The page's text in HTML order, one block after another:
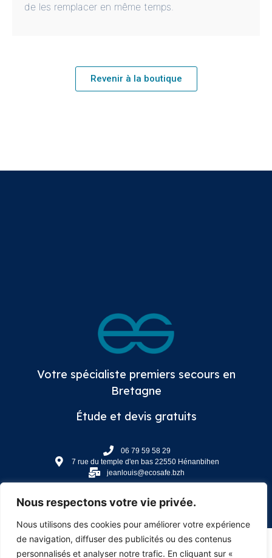
Nous respectons votre vie privée.
Nous utilisons des cookies pour améliorer votre expérience
de navigation, diffuser des publicités ou des contenus
personnalisés et analyser notre trafic. En cliquant sur «
de les remplacer en même temps.
Revenir à la boutique
Votre spécialiste premiers secours en
Bretagne
Étude et devis gratuits
06 79 59 58 29
7 rue du temple d'en bas 22550 Hénanbihen
jeanlouis@ecosafe.bzh